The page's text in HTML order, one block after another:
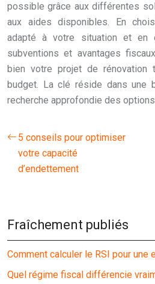
possible grâce aux différentes
aux aides disponibles. En
adapté à votre situation et en
subventions et avantages
bien votre projet de rénovation
budget. La clé réside dans une
recherche approfondie des
5 conseils pour optimiser
votre capacité
d’endettement
Fraîchement publiés
Comment calculer le RSI pour une
Quel régime fiscal différencie